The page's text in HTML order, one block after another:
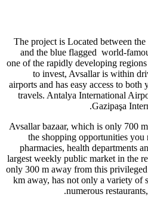
The project is Located between
and the blue flagged world-
one of the rapidly developing
to invest, Avsallar is within
airports and has easy access to
travels. Antalya International
Gazipaşa
Avsallar bazaar, which is only 700
the shopping opportunities you
pharmacies, health departments
largest weekly public market in the
only 300 m away from this
km away, has not only a variety of
numerous